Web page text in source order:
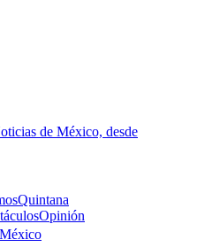
de México, desde
Quintana
Opinión